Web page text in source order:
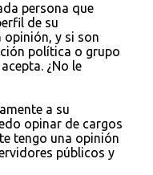
persona que
de su
y si son
política o grupo
¿No le
a su
opinar de cargos
tengo una opinión
públicos y